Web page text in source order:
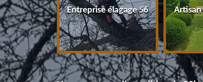
56 Entreprise élagage 56 Artisan